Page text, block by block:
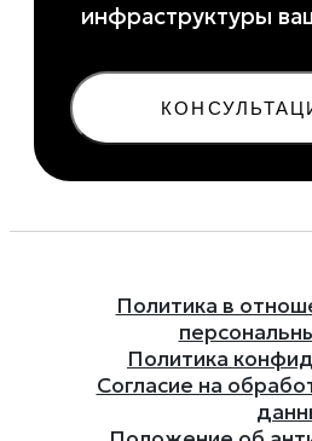
инфраструктуры
Политика в
Политика
Согласие на